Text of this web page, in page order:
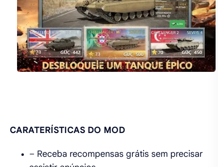
CARATERÍSTICAS DO MOD
– Receba recompensas grátis sem precisar